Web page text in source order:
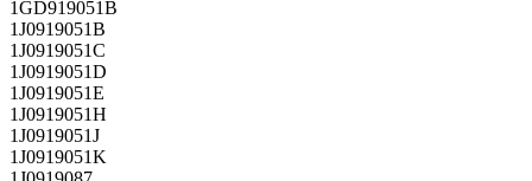
1GD919051B
1J0919051B
1J0919051C
1J0919051D
1J0919051E
1J0919051H
1J0919051J
1J0919051K